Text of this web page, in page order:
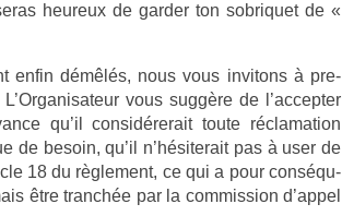
heureux de gard­er ton sob­riquet de «
enfin démêlés, nous vous in­vitons à pre­
vous suggère de l’ac­cept­er
qu’il con­sidérerait toute réclama­tion
de be­soin, qu’il n’hésiterait pas à user de
18 du règle­ment, ce qui a pour con­séqu­
être tranchée par la com­miss­ion d’appel